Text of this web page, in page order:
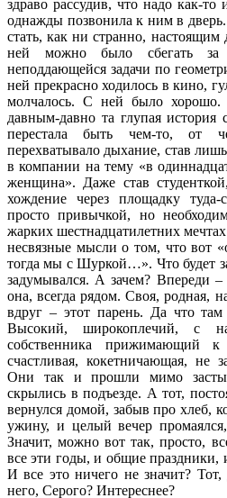
здраво рассудив, что надо как-то
однажды позвонила к ним в
стать, как ни странно,
ней можно было сбегать за
неподдающейся задачи по
ней прекрасно ходилось в кино,
молчалось. С ней было
давным-давно та глупая история
перестала быть чем-то, от
перехватывало дыхание, став
в компании на тему «в
женщина». Даже став
хождение через площадку
просто привычкой, но
жарких шестнадцатилетних
несвязные мысли о том, что вот
тогда мы с Шуркой…». Что будет
задумывался. А зачем? Впереди
она, всегда рядом. Своя, родная,
вдруг – этот парень. Да что
Высокий, широкоплечий, с
собственника
счастливая, кокетничающая, не
Они так и прошли мимо
скрылись в подъезде. А тот,
вернулся домой, забыв про хлеб,
ужину, и целый вечер
Значит, можно вот так, просто,
все эти годы, и общие
И все это ничего не значит?
него, Серого? Интереснее?